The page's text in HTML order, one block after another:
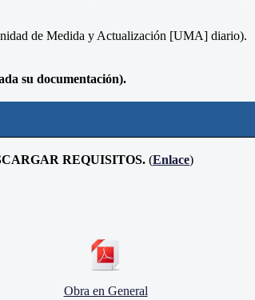
de Medida y Actualización [UMA] diario).
su documentación).
REQUISITOS. (Enlace)
Obra en General